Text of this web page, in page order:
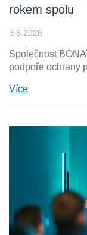
rokem spolu
3.6.2026
Společnost
podpoře ochrany
Více